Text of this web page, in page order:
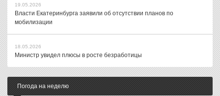
19.05.2026
Власти Екатеринбурга заявили об отсутствии планов по
мобилизации
18.05.2026
Министр увидел плюсы в росте безработицы
Погода на неделю